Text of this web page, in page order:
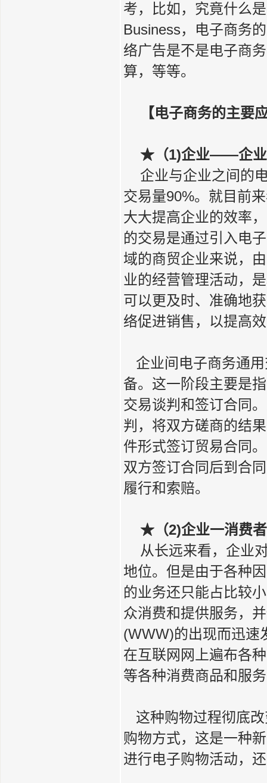
考，比如，究竟什么
Business，电子商务
络广告是不是电子商
算，等等。
【电子商务的主要
★（1)企业——企业
企业与企业之间的
交易量90%。就目前
大大提高企业的效率
的交易是通过引入电
域的商贸企业来说，
业的经营管理活动，
可以更及时、准确地
络促进销售，以提高
企业间电子商务通
备。这一阶段主要是
交易谈判和签订合同
判，将双方磋商的结
件形式签订贸易合同
双方签订合同后到合
履行和索赔。
★（2)企业一消费
从长远来看，企业
地位。但是由于各种
的业务还只能占比较
众消费和提供服务，
(WWW)的出现而迅速
在互联网网上遍布各
等各种消费商品和服
这种购物过程彻底
购物方式，这是一种
进行电子购物活动，